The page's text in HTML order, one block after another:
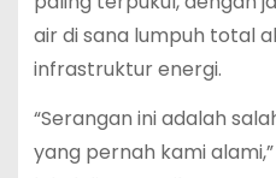
air di sana lumpuh total
infrastruktur energi.
“Serangan ini adalah
yang pernah kami